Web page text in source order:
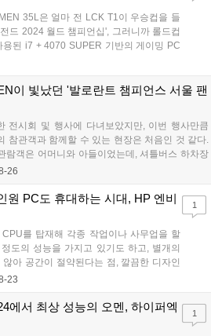
35L은 얼마 전 LCK T1이 우승컵을 들
드 2024 월드 챔피언십', 그러니까 롤드컵
용된 i7 + 4070 SUPER 기반의 게이밍 PC
OMEN 45L은 집에 들이기엔 거대하고
OMEN 35L'은 가격 빼고 모든 것이 적당하
으면 좋겠긴 한데 어쨌건 45L 가격의 반
했다....
이 빛났던 '발로란트 챔피언스 서울 팬
전시회 및 행사에 다녀보았지만, 이번 행사만큼
참관객과 함께할 수 있는 현장은 처음인 것 같다.
람객은 어머니와 아들이었는데, 셔틀버스 하차장
머니의 표정은 썩 그리 밝지 못했으나, 사실 행사
. 발로란트 챔피언스 서울 팬 페스트의 행사를 즐
넓지 않았지만, 가장 오랜 시간 즐길 수 있었던
공간이었다. 라이엇 게임즈와 공식 파트너십을 맺
하이퍼엑스)와 함께 직접 발로란트를 플레이할
부스였다....
26
원 PC도 휴대하는 시대, HP 엔비
를 탑재해 각종 작업이나 사무업을 할
도의 성능을 가지고 있기도 하고, 별개의
아 공간이 절약된다는 점, 깔끔한 디자인
도 작용한다는 강점 덕분에 많은 사람에
23
1
에서 최상 성능의 오멘, 하이퍼엑
1